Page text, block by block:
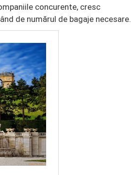
concurente, cresc
de numărul de bagaje necesare.